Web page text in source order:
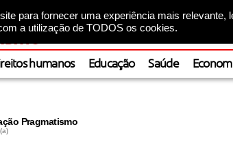
para fornecer uma experiência mais relevante,
a utilização de TODOS os cookies.
humanos Educação Saúde
Pragmatismo